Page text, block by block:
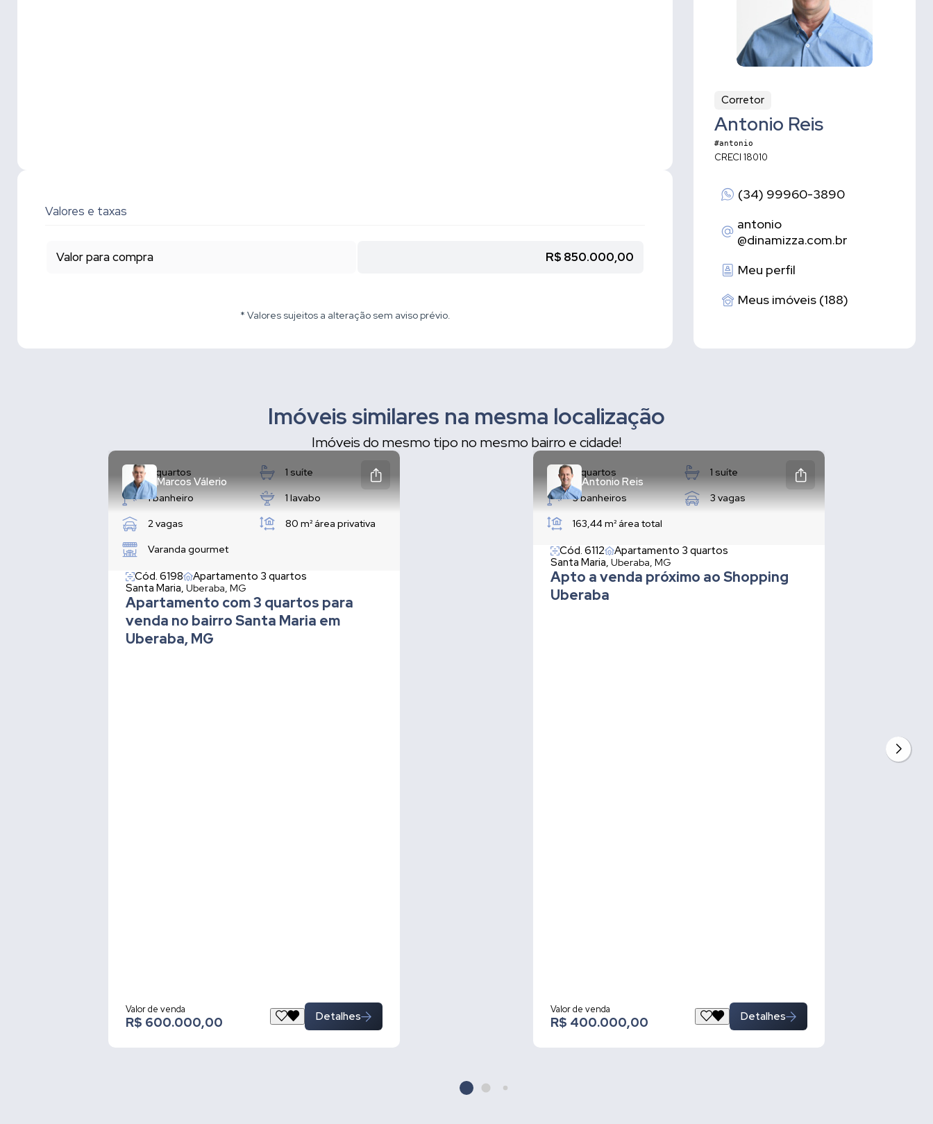
Valores e taxas
Valor para compra R$ 850.000,00
* Valores sujeitos a alteração sem aviso prévio.
Corretor
Antonio Reis
#antonio
CRECI 18010
(34) 99960-3890
antonio
@dinamizza.com.br
Meu perfil
Meus imóveis (188)
Imóveis similares na mesma localização
Imóveis do mesmo tipo no mesmo bairro e cidade!
Marcos Válerio
3 quartos 1 suíte
1 banheiro 1 lavabo
2 vagas 80 m²área privativa
Varanda gourmet
Cód. 6198 Apartamento 3 quartos
Santa Maria, Uberaba, MG
Apartamento com 3 quartos para
venda no bairro Santa Maria em
Uberaba, MG
Valor de venda
R$ 600.000,00 Detalhes
Antonio Reis
3 quartos 1 suíte
3 banheiros 3 vagas
163,44 m²área total
Cód. 6112 Apartamento 3 quartos
Santa Maria, Uberaba, MG
Apto a venda próximo ao Shopping
Uberaba
Valor de venda
R$ 400.000,00 Detalhes